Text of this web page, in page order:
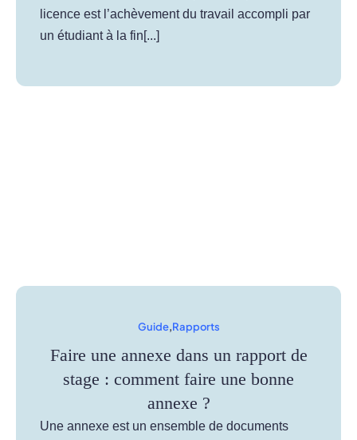
licence est l’achèvement du travail accompli par
un étudiant à la fin[...]
Guide,Rapports
Faire une annexe dans un rapport de
stage : comment faire une bonne
annexe ?
Une annexe est un ensemble de documents